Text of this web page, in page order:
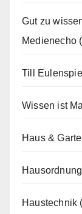
Gut zu
Medienecho
Till
Wissen ist
Haus &
Hausordnung
Haustechnik